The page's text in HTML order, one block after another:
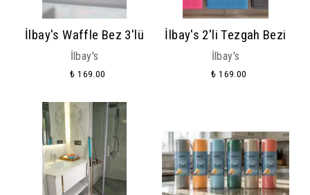
İlbay's Waffle Bez 3'lü
İlbay's
₺ 169.00
İlbay's 2'li Tezgah Bezi
İlbay's
₺ 169.00